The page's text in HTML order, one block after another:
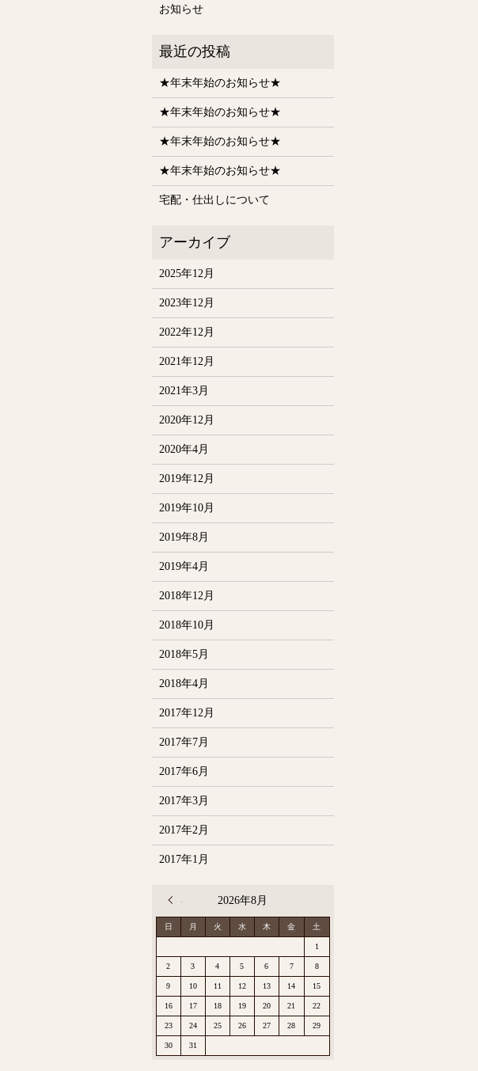
お知らせ
★年末年始のお知らせ★
★年末年始のお知らせ★
★年末年始のお知らせ★
★年末年始のお知らせ★
宅配・仕出しについて
2025年12月
2023年12月
2022年12月
2021年12月
2021年3月
2020年12月
2020年4月
2019年12月
2019年10月
2019年8月
2019年4月
2018年12月
2018年10月
2018年5月
2018年4月
2017年12月
2017年7月
2017年6月
2017年3月
2017年2月
2017年1月
2026年8月
日 月 火 水 木 金 土
1
2 3 4 5 6 7 8
9 10 11 12 13 14 15
16 17 18 19 20 21 22
23 24 25 26 27 28 29
30 31